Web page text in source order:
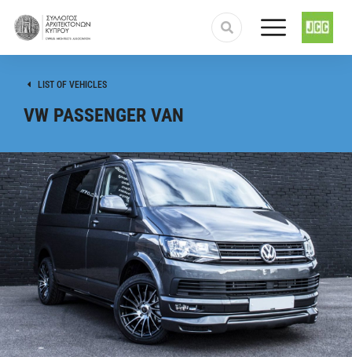
LIST OF VEHICLES
VW PASSENGER VAN